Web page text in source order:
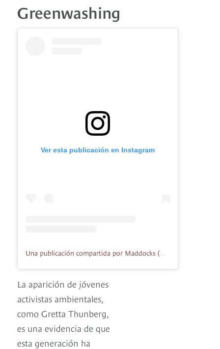
Greenwashing
Ver esta publicación en Instagram
La aparición de jóvenes
activistas ambientales,
como Gretta Thunberg,
es una evidencia de que
esta generación ha